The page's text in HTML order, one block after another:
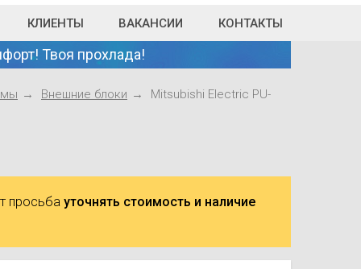
КЛИЕНТЫ ВАКАНСИИ КОНТАКТЫ
Твоя прохлада!
Внешние блоки
Mitsubishi Electric PU-
просьба уточнять стоимость и наличие